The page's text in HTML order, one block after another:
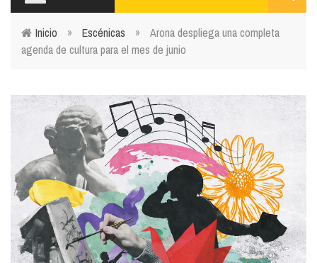
Usted está aquí
Inicio » Escénicas »
Arona despliega una completa
agenda de cultura para el mes de junio